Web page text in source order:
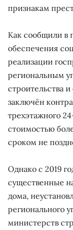
признакам
Как сообщили в
обеспечения
реализации
региональным
строительства
заключён
трехэтажного
стоимостью
сроком не
Однако с 2019
существенные
дома,
регионального
министерств